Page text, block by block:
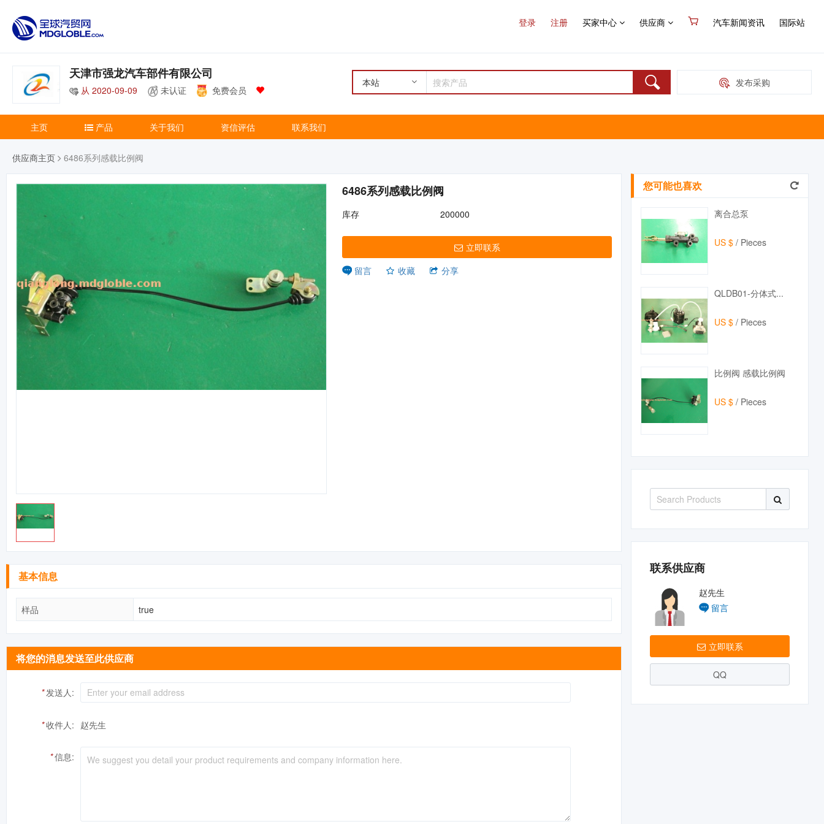
登录 注册 买家中心 供应商 汽车新闻资讯 国际站
天津市强龙汽车部件有限公司
从 2020-09-09 未认证 免费会员
发布采购
本站
主页 产品 关于我们 资信评估 联系我们
供应商主页 6486系列感载比例阀
6486系列感载比例阀
库存 200000
立即联系
留言
收藏 分享
基本信息
样品 true
将您的消息发送至此供应商
* 发送人:
*收件人: 赵先生
*信息:
您可能也喜欢
离合总泵
US $ / Pieces
QLDB01-分体式...
US $ / Pieces
比例阀 感载比例阀
US $ / Pieces
联系供应商
赵先生
留言
立即联系
QQ